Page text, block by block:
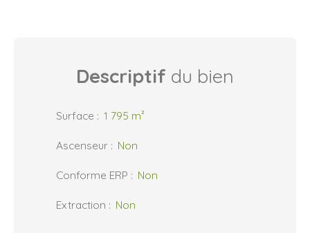
Descriptif du bien
Surface : 1 795 m²
Ascenseur : Non
Conforme ERP : Non
Extraction : Non